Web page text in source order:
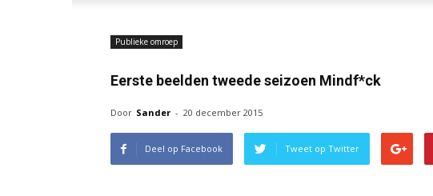
Publieke omroep
Eerste beelden tweede seizoen Mindf*ck
Door Sander - 20 december 2015
Deel op Facebook Tweet op Twitter